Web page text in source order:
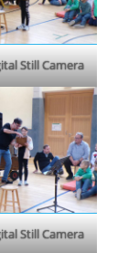
Still Camera
Still Camera